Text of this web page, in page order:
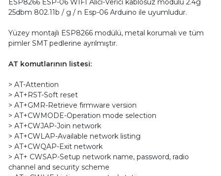
ESP8266 ESP-06 WIFI Alıcı-Verici kablosuz modülü 2.4g
25dbm 802.11b / g / n Esp-06 Arduino ile uyumludur.
Yüzey montajlı ESP8266 modülü, metal korumalı ve tüm
pimler SMT pedlerine ayrılmıştır.
AT komutlarının listesi:
> AT-Attention
> AT+RST-Soft reset
> AT+GMR-Retrieve firmware version
> AT+CWMODE-Operation mode selection
> AT+CWJAP-Join network
> AT+CWLAP-Available network listing
> AT+CWQAP-Exit network
> AT+ CWSAP-Setup network name, password, radio
channel and security scheme